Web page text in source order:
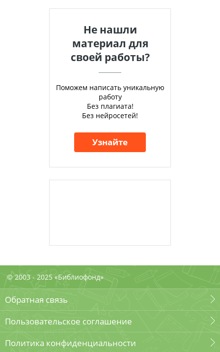
Не нашли
материал для
своей работы?
Поможем написать уникальную
работу
Без плагиата!
Без нейросетей!
Узнайте
© 2003 - 2025 «Библиофонд»
Обратная связь
Пользовательское соглашение
Политика конфиденциальности